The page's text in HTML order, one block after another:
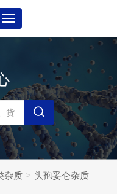
Toggle
navigation
杂质 头孢妥仑杂质